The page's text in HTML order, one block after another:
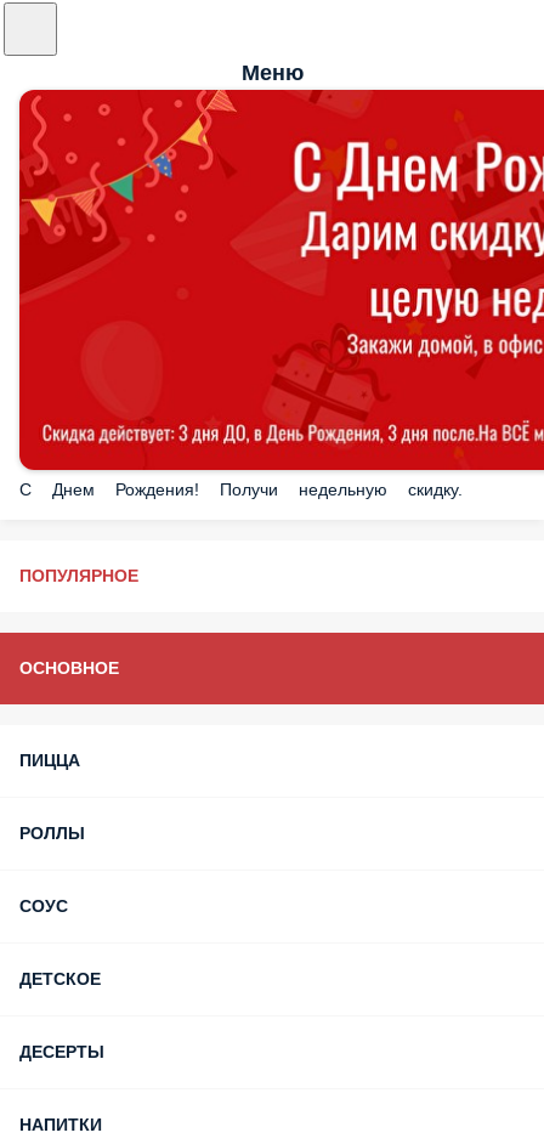
Меню
С Днем Рождения! Получи недельную скидку.
ПОПУЛЯРНОЕ
ОСНОВНОЕ
ПИЦЦА
РОЛЛЫ
СОУС
ДЕТСКОЕ
ДЕСЕРТЫ
НАПИТКИ